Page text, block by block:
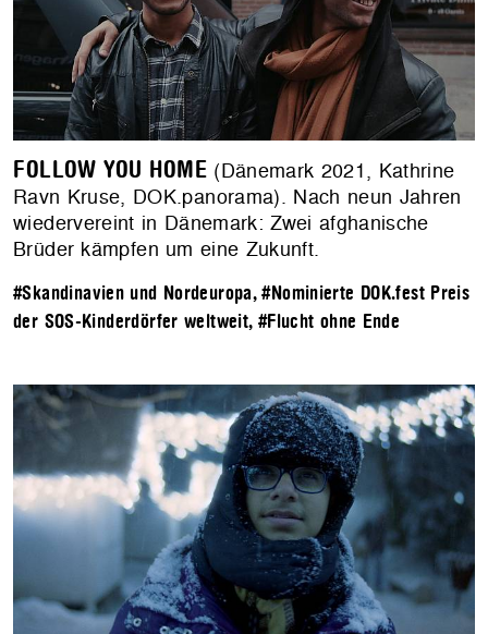
FOLLOW YOU HOME (Dänemark 2021, Kathrine
Ravn Kruse, DOK.panorama). Nach neun Jahren
wiedervereint in Dänemark: Zwei afghanische
Brüder kämpfen um eine Zukunft.
#Skandinavien und Nordeuropa,#Nominierte DOK.fest Preis
der SOS-Kinderdörfer weltweit, #Flucht ohne Ende